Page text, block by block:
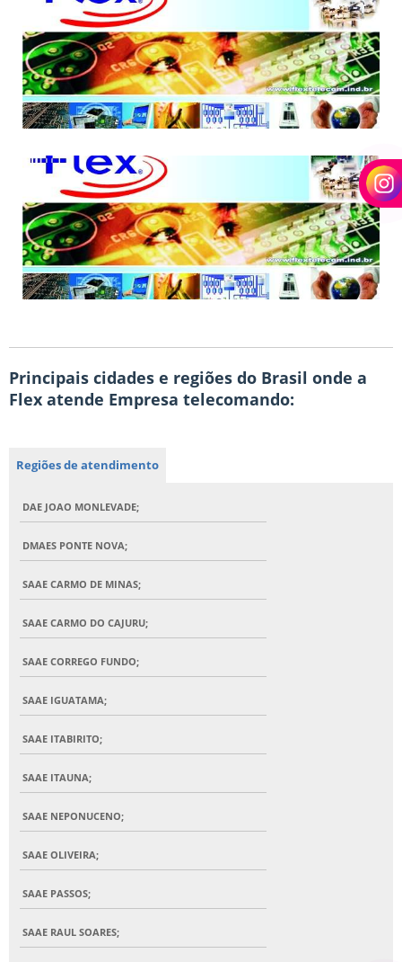
Principais cidades e regiões do Brasil onde a
Flex atende Empresa telecomando:
Regiões de atendimento
DAE JOAO MONLEVADE;
DMAES PONTE NOVA;
SAAE CARMO DE MINAS;
SAAE CARMO DO CAJURU;
SAAE CORREGO FUNDO;
SAAE IGUATAMA;
SAAE ITABIRITO;
SAAE ITAUNA;
SAAE NEPONUCENO;
SAAE OLIVEIRA;
SAAE PASSOS;
SAAE RAUL SOARES;